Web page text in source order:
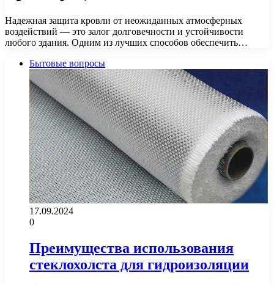
Надежная защита кровли от неожиданных атмосферных
воздействий — это залог долговечности и устойчивости
любого здания. Одним из лучших способов обеспечить…
Бытовые вопросы
17.09.2024
0
Преимущества использования
стеклохолста для гидроизоляции